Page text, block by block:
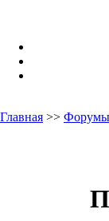
Главная >> Форумы